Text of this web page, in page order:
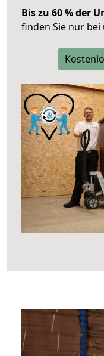
Bis zu 60 % der
finden Sie nur bei